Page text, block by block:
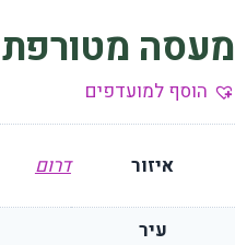
מעסה
הוסף למועדפים
איזור דרום
עיר